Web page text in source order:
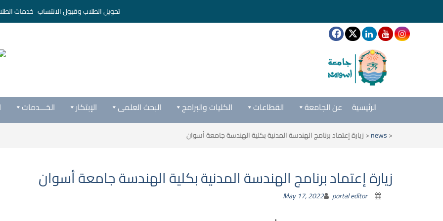
تحويل الطلاب وقبول الانتساب خدمات
الخـــدمات الإبتكار البحث العلمى الكليات والبرامج القطاعات عن الجامعة الرئيسية
<
news
<زيارة إعتماد برنامج الهندسة المدنية بكلية الهندسة جامعة أسوان
زيارة إعتماد برنامج الهندسة المدنية بكلية الهندسة جامعة أسوان
May 17, 2022 portal editor